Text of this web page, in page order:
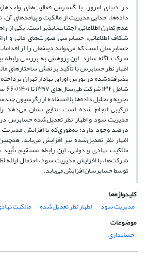
در دنیای امروز، با گسترش فعالیت‌های
داده‌ها، جدایی مدیریت از مالکیت و پیامدهای
عدم تقارن اطلاعاتی، اجتناب‌ناپذیر است. یکی از
شکاف اطلاعاتی، حسابرسی صورت‌های مالی و
حسابرسان است که می‌تواند ذینفعان را از
شرکت آگاه سازد. این پژوهش به بررسی رابطه
اظهار نظر حسابرس با تأکید بر نقش ساختارهای
پذیرفته‌شده در بورس اوراق بهادار تهران
تجزیه ‌و ‌تحلیل داده‌ها با استفاده از رگرسیون
ترکیبی انجام شده است. نتایج نشان می‌دهد
درصد وجود دارد؛ به‌طوری‌که با افزایش مدیریت
اظهار نظر تعدیل‌شده نیز افزایش می‌یابد.
مالکیت نهادی و دولتی، این رابطه مستقیم
شرکت‌ها، با افزایش مدیریت سود، احتمال ارائه
توسط حسابرسان افزایش می‌یابد.
کلیدواژه‌ها
مدیریت سود
اظهار نظر تعدیل‌شده مالکیت
موضوعات
حسابداری